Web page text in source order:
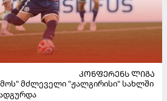
ᲙᲝᲜᲤᲔᲠᲔᲜᲡ ᲚᲘᲒᲐ
მძლეველი "ჟალგირისი" სახლში